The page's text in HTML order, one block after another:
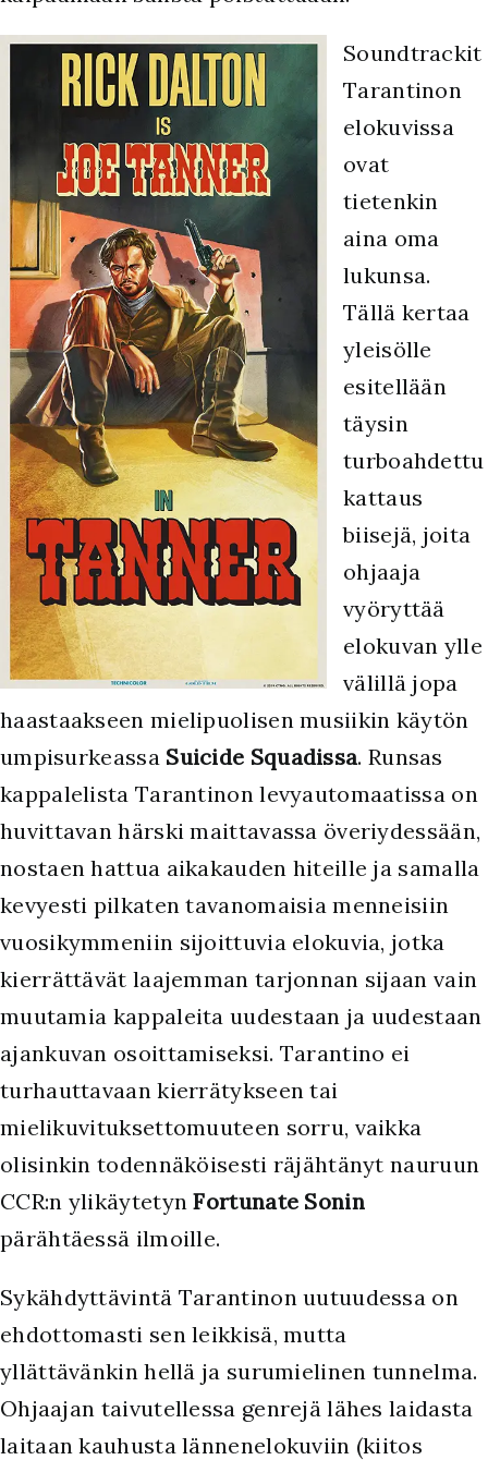
Soundtrackit
Tarantinon
elokuvissa
ovat
tietenkin
aina oma
lukunsa.
Tällä kertaa
yleisölle
esitellään
täysin
turboahdettu
kattaus
biisejä, joita
ohjaaja
vyöryttää
elokuvan ylle
välillä jopa
haastaakseen mielipuolisen musiikin käytön
umpisurkeassa Suicide Squadissa. Runsas
kappalelista Tarantinon levyautomaatissa on
huvittavan härski maittavassa överiydessään,
nostaen hattua aikakauden hiteille ja samalla
kevyesti pilkaten tavanomaisia menneisiin
vuosikymmeniin sijoittuvia elokuvia, jotka
kierrättävät laajemman tarjonnan sijaan vain
muutamia kappaleita uudestaan ja uudestaan
ajankuvan osoittamiseksi. Tarantino ei
turhauttavaan kierrätykseen tai
mielikuvituksettomuuteen sorru, vaikka
olisinkin todennäköisesti räjähtänyt nauruun
CCR:n ylikäytetynFortunate Sonin
pärähtäessä ilmoille.
Sykähdyttävintä Tarantinon uutuudessa on
ehdottomasti sen leikkisä, mutta
yllättävänkin hellä ja surumielinen tunnelma.
Ohjaajan taivutellessa genrejä lähes laidasta
laitaan kauhusta lännenelokuviin (kiitos